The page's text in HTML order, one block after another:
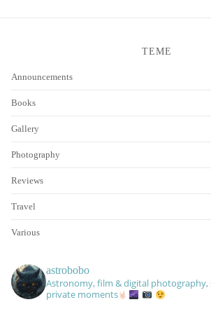
TEME
Announcements
Books
Gallery
Photography
Reviews
Travel
Various
astrobobo
Astronomy, film & digital photography,
private moments